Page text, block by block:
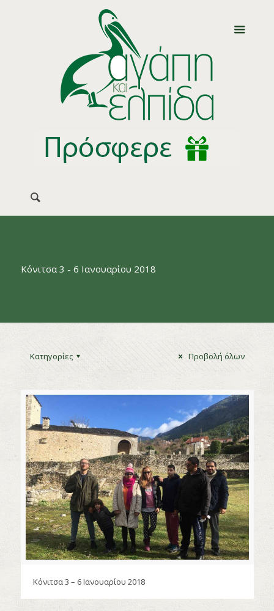
Κόνιτσα 3 - 6 Ιανουαρίου 2018
Κατηγορίες Προβολή όλων
Κόνιτσα 3 – 6 Ιανουαρίου 2018